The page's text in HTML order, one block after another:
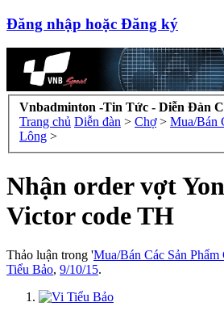
Đăng nhập hoặc Đăng ký
Vnbadminton -Tin Tức - Diễn Đàn
Trang chủ Diễn đàn > Chợ > Mua/Bán
Lông >
Nhận order vợt
Victor code TH
Thảo luận trong 'Mua/Bán Các Sản Phẩm
Tiểu Bảo, 9/10/15.